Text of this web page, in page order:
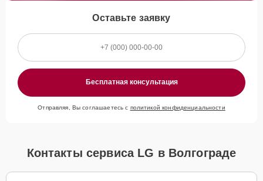
Оставьте заявку
Бесплатная консультация
Отправляя, Вы соглашаетесь с политикой конфиденциальности
Контакты сервиса LG в Волгограде